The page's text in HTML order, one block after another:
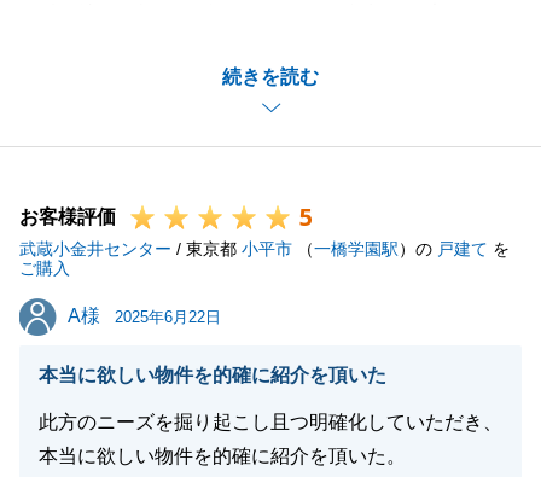
続きを読む
閉じる
お客様評価 5
武蔵小金井センター / 東京都 小平市 （一橋学園駅）の 戸建て を
ご購入
A様
A様 2025年6月22日
本当に欲しい物件を的確に紹介を頂いた
此方のニーズを掘り起こし且つ明確化していただき、
本当に欲しい物件を的確に紹介を頂いた。